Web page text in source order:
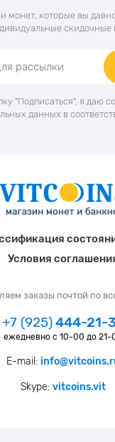
монет, которые вы
скидочные
"Подписаться", я даю
данных в
Условия
заказы почтой по
+7 (925)444-21-
ежедневно с 10-00 до 21-
E-mail:
Skype: vitcoins.vit